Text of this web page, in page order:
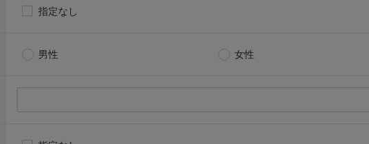
指定なし
男性 女性